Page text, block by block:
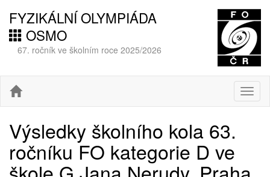
FYZIKÁLNÍ OLYMPIÁDA
OSMO
67. ročník ve školním roce 2025/2026
Výsledky školního kola 63.
ročníku FO kategorie D ve